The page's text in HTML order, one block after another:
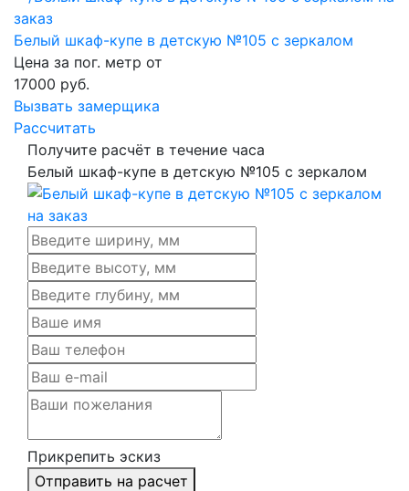
Белый шкаф-купе в детскую №105 с зеркалом
Цена за пог. метр от
17000 руб.
Вызвать замерщика
Рассчитать
Получите расчёт в течение часа
Белый шкаф-купе в детскую №105 с зеркалом
Прикрепить эскиз
Отправить на расчет